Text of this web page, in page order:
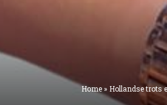
Home» Hollandse trots